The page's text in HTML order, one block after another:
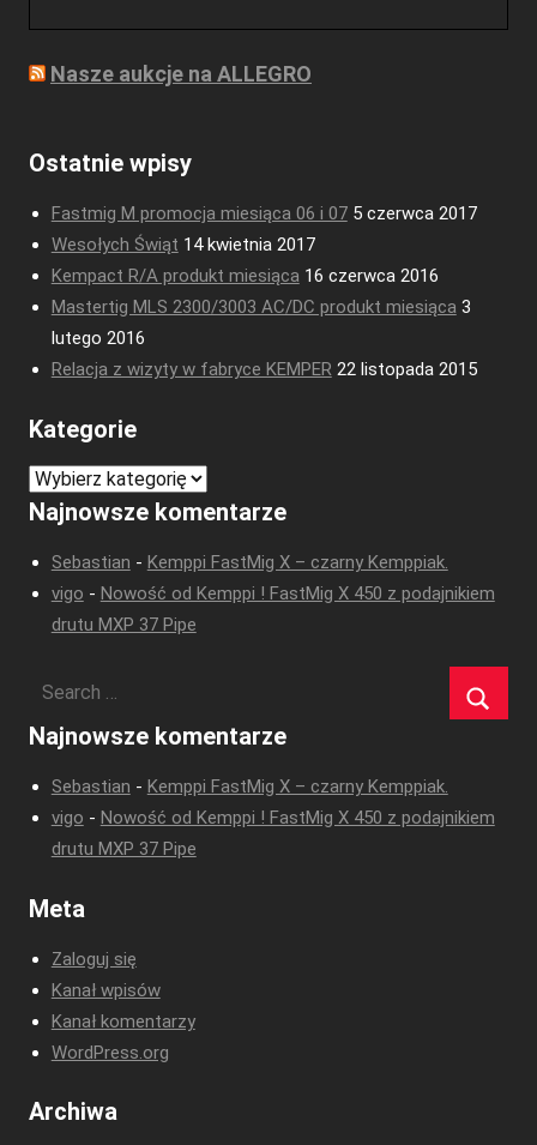
Nasze aukcje na ALLEGRO
Ostatnie wpisy
Fastmig M promocja miesiąca 06 i 07 5 czerwca 2017
Wesołych Świąt 14 kwietnia 2017
Kempact R/A produkt miesiąca 16 czerwca 2016
Mastertig MLS 2300/3003 AC/DC produkt miesiąca 3
lutego 2016
Relacja z wizyty w fabryce KEMPER 22 listopada 2015
Kategorie
Kategorie
Najnowsze komentarze
Sebastian - Kemppi FastMig X – czarny Kemppiak.
vigo - Nowość od Kemppi ! FastMig X 450 z podajnikiem
drutu MXP 37 Pipe
Najnowsze komentarze
Sebastian - Kemppi FastMig X – czarny Kemppiak.
vigo - Nowość od Kemppi ! FastMig X 450 z podajnikiem
drutu MXP 37 Pipe
Meta
Zaloguj się
Kanał wpisów
Kanał komentarzy
WordPress.org
Archiwa